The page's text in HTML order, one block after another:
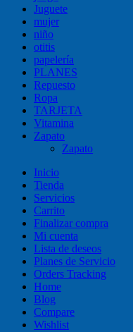
Juguete
mujer
niño
otitis
papelería
PLANES
Repuesto
Ropa
TARJETA
Vitamina
Zapato
Zapato
Inicio
Tienda
Servicios
Carrito
Finalizar compra
Mi cuenta
Lista de deseos
Planes de Servicio
Orders Tracking
Home
Blog
Compare
Wishlist